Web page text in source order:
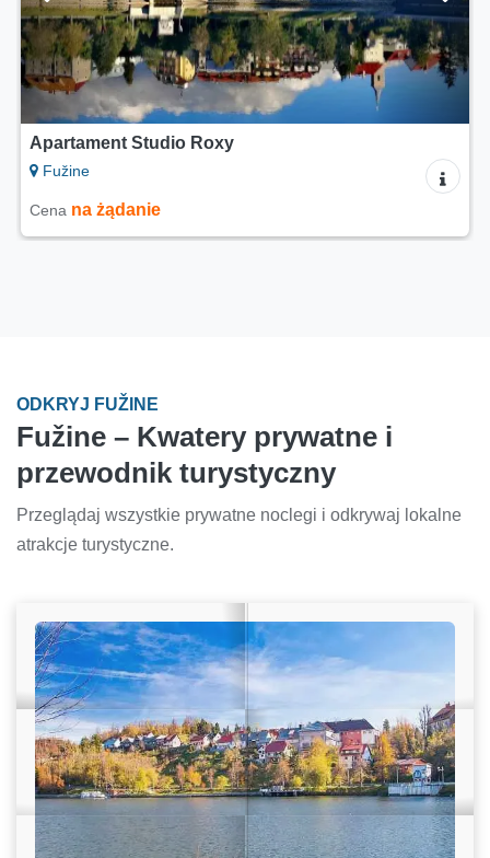
Apartament Studio Roxy
Fužine
Cena na żądanie
ODKRYJ FUŽINE
Fužine – Kwatery prywatne i
przewodnik turystyczny
Przeglądaj wszystkie prywatne noclegi i odkrywaj lokalne
atrakcje turystyczne.